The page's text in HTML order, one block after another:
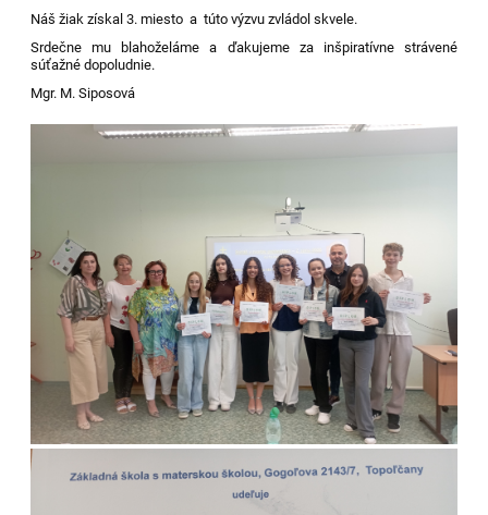
Náš žiak získal 3. miesto a túto výzvu zvládol skvele.
Srdečne mu blahoželáme a ďakujeme za inšpiratívne strávené
súťažné dopoludnie.
Mgr. M. Siposová